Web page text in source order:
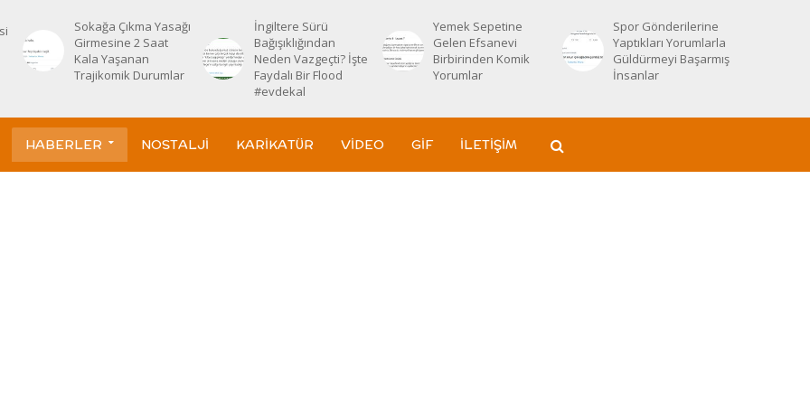
Sokağa Çıkma Yasağı
Girmesine 2 Saat
Kala Yaşanan
Trajikomik Durumlar
İngiltere Sürü
Bağışıklığından
Neden Vazgeçti? İşte
Faydalı Bir Flood
#evdekal
Yemek Sepetine
Gelen Efsanevi
Birbirinden Komik
Yorumlar
Spor Gönderilerine
Yaptıkları Yorumlarla
Güldürmeyi Başarmış
İnsanlar
HABERLER NOSTALJI KARIKATÜR VIDEO GIF İLETIŞIM